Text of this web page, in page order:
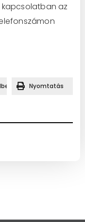
kapcsolatban az
Nyomtatás